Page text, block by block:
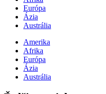
Európa
Ázia
Austrália
Amerika
Afrika
Európa
Ázia
Austrália